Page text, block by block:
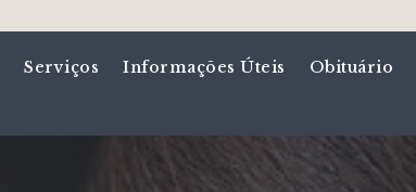
Serviços Informações Úteis Obituário